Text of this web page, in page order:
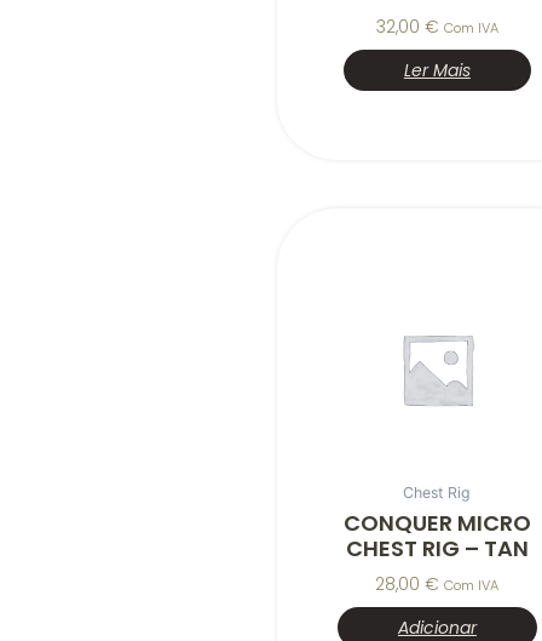
32,00 € Com IVA
Ler Mais
Chest Rig
CONQUER MICRO
CHEST RIG – TAN
28,00€ Com IVA
Adicionar